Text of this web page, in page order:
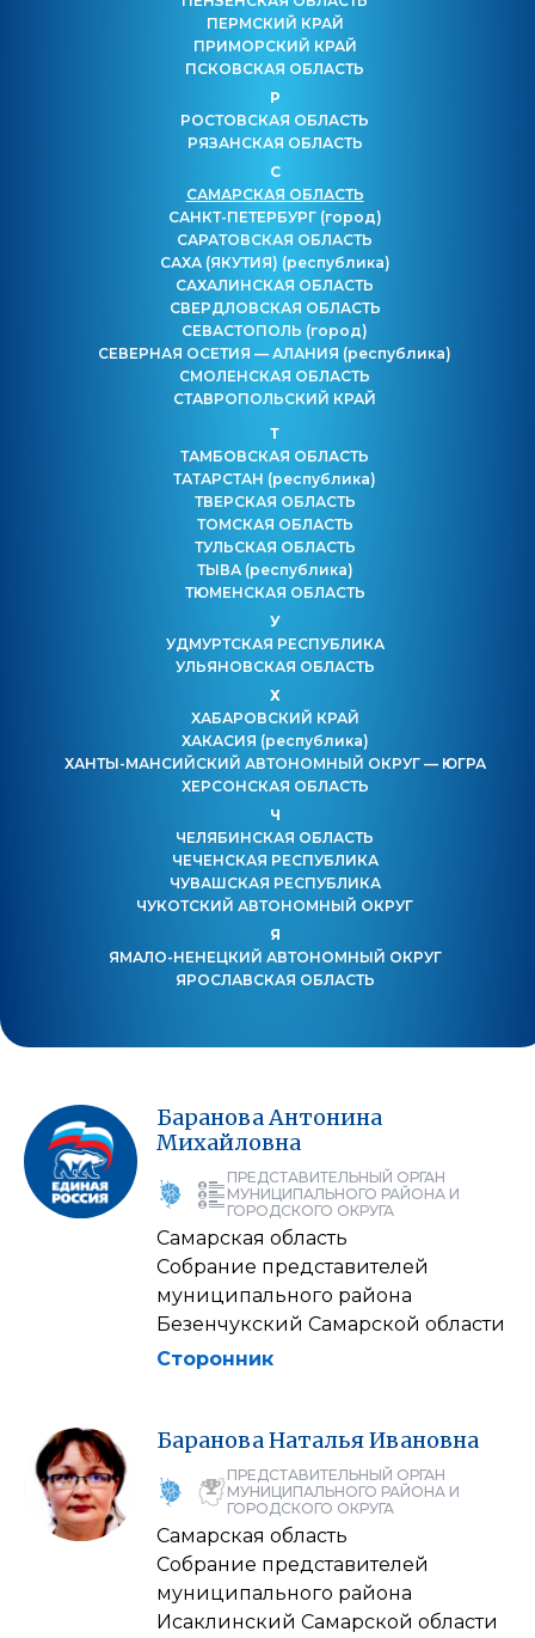
ПЕРМСКИЙ КРАЙ
ПРИМОРСКИЙ КРАЙ
ПСКОВСКАЯ ОБЛАСТЬ
Р
РОСТОВСКАЯ ОБЛАСТЬ
РЯЗАНСКАЯ ОБЛАСТЬ
С
САМАРСКАЯ ОБЛАСТЬ
САНКТ-ПЕТЕРБУРГ (город)
САРАТОВСКАЯ ОБЛАСТЬ
САХА (ЯКУТИЯ) (республика)
САХАЛИНСКАЯ ОБЛАСТЬ
СВЕРДЛОВСКАЯ ОБЛАСТЬ
СЕВАСТОПОЛЬ (город)
СЕВЕРНАЯ ОСЕТИЯ — АЛАНИЯ (республика)
СМОЛЕНСКАЯ ОБЛАСТЬ
СТАВРОПОЛЬСКИЙ КРАЙ
Т
ТАМБОВСКАЯ ОБЛАСТЬ
ТАТАРСТАН (республика)
ТВЕРСКАЯ ОБЛАСТЬ
ТОМСКАЯ ОБЛАСТЬ
ТУЛЬСКАЯ ОБЛАСТЬ
ТЫВА (республика)
ТЮМЕНСКАЯ ОБЛАСТЬ
У
УДМУРТСКАЯ РЕСПУБЛИКА
УЛЬЯНОВСКАЯ ОБЛАСТЬ
Х
ХАБАРОВСКИЙ КРАЙ
ХАКАСИЯ (республика)
ХАНТЫ-МАНСИЙСКИЙ АВТОНОМНЫЙ ОКРУГ — ЮГРА
ХЕРСОНСКАЯ ОБЛАСТЬ
Ч
ЧЕЛЯБИНСКАЯ ОБЛАСТЬ
ЧЕЧЕНСКАЯ РЕСПУБЛИКА
ЧУВАШСКАЯ РЕСПУБЛИКА
ЧУКОТСКИЙ АВТОНОМНЫЙ ОКРУГ
Я
ЯМАЛО-НЕНЕЦКИЙ АВТОНОМНЫЙ ОКРУГ
ЯРОСЛАВСКАЯ ОБЛАСТЬ
Баранова Антонина
Михайловна
ПРЕДСТАВИТЕЛЬНЫЙ ОРГАН
МУНИЦИПАЛЬНОГО РАЙОНА И
ГОРОДСКОГО ОКРУГА
Самарская область
Собрание представителей
муниципального района
Безенчукский Самарской области
Сторонник
Баранова НатальяИвановна
ПРЕДСТАВИТЕЛЬНЫЙ ОРГАН
МУНИЦИПАЛЬНОГО РАЙОНА И
ГОРОДСКОГО ОКРУГА
Самарская область
Собрание представителей
муниципального района
Исаклинский Самарской области